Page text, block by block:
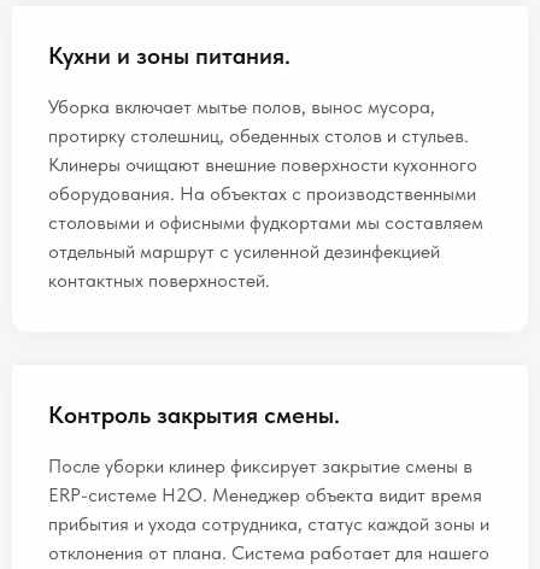
Кухни и зоны питания.
Уборка включает мытье полов, вынос мусора,
протирку столешниц, обеденных столов и стульев.
Клинеры очищают внешние поверхности кухонного
оборудования. На объектах с производственными
столовыми и офисными фудкортами мы составляем
отдельный маршрут с усиленной дезинфекцией
контактных поверхностей.
Контроль закрытия смены.
После уборки клинер фиксирует закрытие смены в
ERP-системе H2O. Менеджер объекта видит время
прибытия и ухода сотрудника, статус каждой зоны и
отклонения от плана. Система работает для нашего